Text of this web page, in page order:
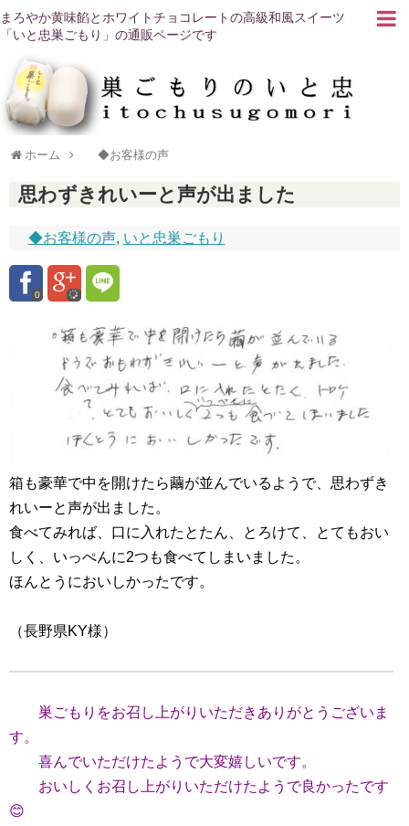
まろやか黄味餡とホワイトチョコレートの高級和風スイーツ
「いと忠巣ごもり」の通販ページです
ホーム ◆お客様の声
思わずきれいーと声が出ました
◆お客様の声, いと忠巣ごもり
0
箱も豪華で中を開けたら繭が並んでいるようで、思わずき
れいーと声が出ました。
食べてみれば、口に入れたとたん、とろけて、とてもおい
しく、いっぺんに2つも食べてしまいました。
ほんとうにおいしかったです。
（長野県KY様）
巣ごもりをお召し上がりいただきありがとうございま
す。
喜んでいただけたようで大変嬉しいです。
おいしくお召し上がりいただけたようで良かったです
😊